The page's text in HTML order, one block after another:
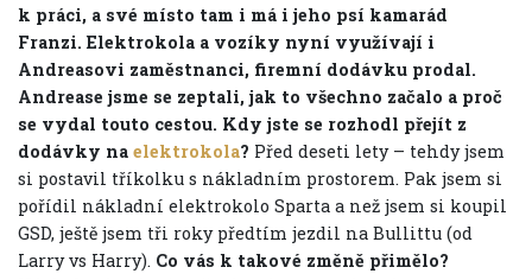
k práci, a své místo tam i má i jeho psí kamarád
Franzi. Elektrokola a vozíky nyní využívají i
Andreasovi zaměstnanci, firemní dodávku prodal.
Andrease jsme se zeptali, jak to všechno začalo a proč
se vydal touto cestou. Kdy jste se rozhodl přejít z
dodávky na elektrokola? Před deseti lety – tehdy jsem
si postavil tříkolku s nákladním prostorem. Pak jsem si
pořídil nákladní elektrokolo Sparta a než jsem si koupil
GSD, ještě jsem tři roky předtím jezdil na Bullittu (od
Larry vs Harry). Co vás k takové změně přimělo?